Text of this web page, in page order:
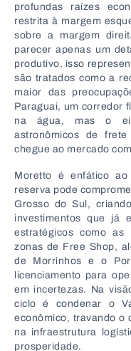
profundas raízes
restrita à margem
sobre a margem
parecer apenas um
produtivo, isso
são tratados como a
maior das
Paraguai, um corredor
na água, mas o
astronômicos de
chegue ao mercado
Moretto é enfático
reserva pode
Grosso do Sul,
investimentos que já
estratégicos como as
zonas de Free Shop,
de Morrinhos e o
licenciamento para
em incertezas. Na
ciclo é condenar o
econômico, travando o
na infraestrutura
prosperidade.